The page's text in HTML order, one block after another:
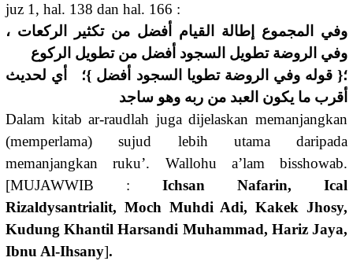
juz 1, hal. 138 dan hal. 166 :
وفي المجموع إطالة القيام أفضل من تكثير الركعات ،
وفي الروضة تطويل السجود أفضل من تطويل الركوع
؛{ قوله وفي الروضة تطويا السجود أفضل }؛ أي لحديث
أقرب ما يكون العبد من ربه وهو ساجد
Dalam kitab ar-raudlah juga dijelaskan memanjangkan
(memperlama) sujud lebih utama daripada
memanjangkan ruku’. Wallohu a’lam bisshowab.
[MUJAWWIB : Ichsan Nafarin, Ical
Rizaldysantrialit, Moch Muhdi Adi, Kakek Jhosy,
Kudung Khantil Harsandi Muhammad, Hariz Jaya,
Ibnu Al-Ihsany].